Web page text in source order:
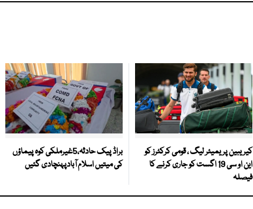
کیریبین پریمیئر لیگ ، قومی کرکٹرز کو
این او سی 19 اگست کو جاری کرنے کا
فیصلہ
براڈ پیک حادثہ،5غیرملکی کوہ پیماؤں
کی میتیں اسلام آبادپہنچادی گئیں